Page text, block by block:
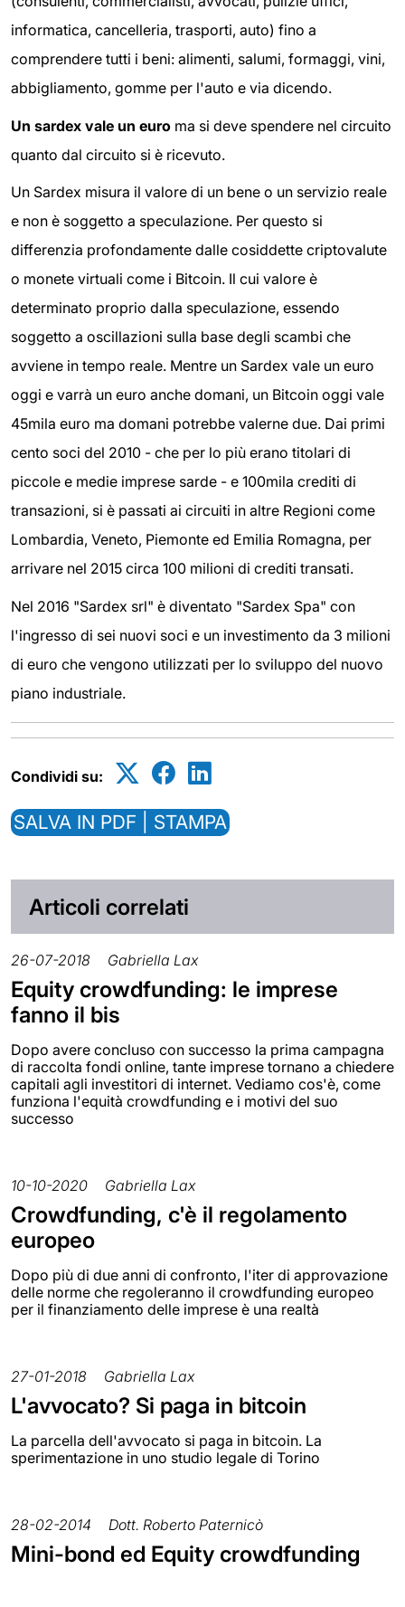
informatica, cancelleria, trasporti, auto) fino a
comprendere tutti i beni: alimenti, salumi, formaggi, vini,
abbigliamento, gomme per l'auto e via dicendo.
Un sardex vale un euro ma si deve spendere nel circuito
quanto dal circuito si è ricevuto.
Un Sardex misura il valore di un bene o un servizio reale
e non è soggetto a speculazione. Per questo si
differenzia profondamente dalle cosiddette criptovalute
o monete virtuali come i Bitcoin. Il cui valore è
determinato proprio dalla speculazione, essendo
soggetto a oscillazioni sulla base degli scambi che
avviene in tempo reale. Mentre un Sardex vale un euro
oggi e varrà un euro anche domani, un Bitcoin oggi vale
45mila euro ma domani potrebbe valerne due. Dai primi
cento soci del 2010 - che per lo più erano titolari di
piccole e medie imprese sarde - e 100mila crediti di
transazioni, si è passati ai circuiti in altre Regioni come
Lombardia, Veneto, Piemonte ed Emilia Romagna, per
arrivare nel 2015 circa 100 milioni di crediti transati.
Nel 2016 "Sardex srl" è diventato "Sardex Spa" con
l'ingresso di sei nuovi soci e un investimento da 3 milioni
di euro che vengono utilizzati per lo sviluppo del nuovo
piano industriale.
Condividi su:
SALVA IN PDF | STAMPA
Articoli correlati
26-07-2018 Gabriella Lax
Equity crowdfunding: le imprese
fanno il bis
Dopo avere concluso con successo la prima campagna
di raccolta fondi online, tante imprese tornano a chiedere
capitali agli investitori di internet. Vediamo cos'è, come
funziona l'equità crowdfunding e i motivi del suo
successo
10-10-2020 Gabriella Lax
Crowdfunding, c'è il regolamento
europeo
Dopo più di due anni di confronto, l'iter di approvazione
delle norme che regoleranno il crowdfunding europeo
per il finanziamento delle imprese è una realtà
27-01-2018 Gabriella Lax
L'avvocato? Si paga in bitcoin
La parcella dell'avvocato si paga in bitcoin. La
sperimentazione in uno studio legale di Torino
28-02-2014 Dott. Roberto Paternicò
Mini-bond ed Equity crowdfunding